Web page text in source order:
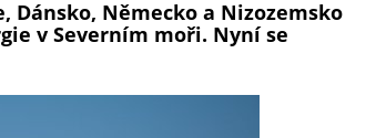
Dánsko, Německo a Nizozemsko
v Severním moři. Nyní se